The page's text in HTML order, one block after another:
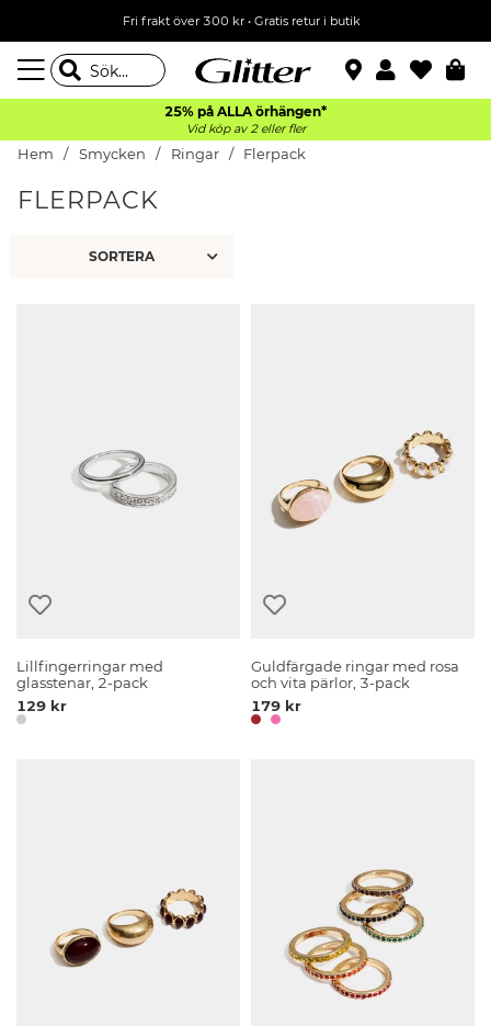
Fri frakt över 300 kr• Gratis retur i butik
25% på ALLA örhängen*
Vid köp av 2 eller fler
Hem Smycken Ringar Flerpack
FLERPACK
Lillfingerringar med
glasstenar, 2-pack
129 kr
Guldfärgade ringar med rosa
och vita pärlor, 3-pack
179 kr